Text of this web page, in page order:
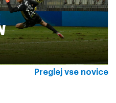
Preglej vse novice